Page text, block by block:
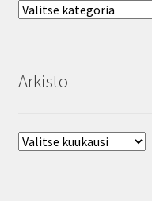
SV
EN
Aihealueet
Arkisto
Arkisto